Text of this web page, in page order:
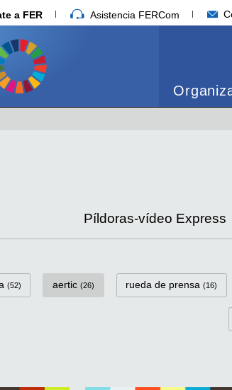
a FER Asistencia FERCom
Píldoras-vídeo Express
Categorías
(52) aertic (26) rueda de prensa (16)